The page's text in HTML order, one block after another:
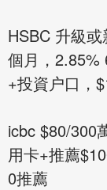
HSBC 升級
個月，2.85%
+投資户口，
icbc $80/300
用卡+推薦
0推薦